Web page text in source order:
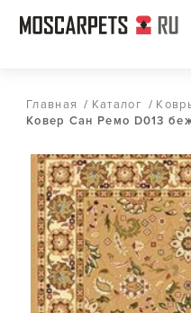
Главная / Каталог /
Ковер Сан Ремо D013